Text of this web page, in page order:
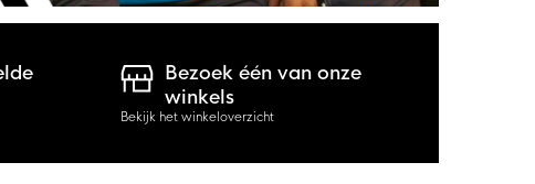
Bezoek één van onze
winkels
Bekijk het winkeloverzicht